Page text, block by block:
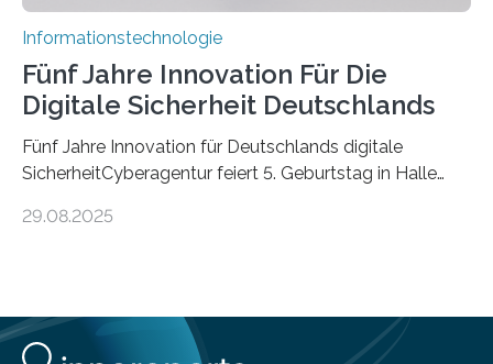
Informationstechnologie
Fünf Jahre Innovation Für Die
Digitale Sicherheit Deutschlands
Fünf Jahre Innovation für Deutschlands digitale
SicherheitCyberagentur feiert 5. Geburtstag in Halle
ErfolgeDie Agentur für Innovation in der
Forschungsarbeit, politischen Grußworten und der
feierlichen Preisverleihung des Ideenwettbewerbs
29.08.2025